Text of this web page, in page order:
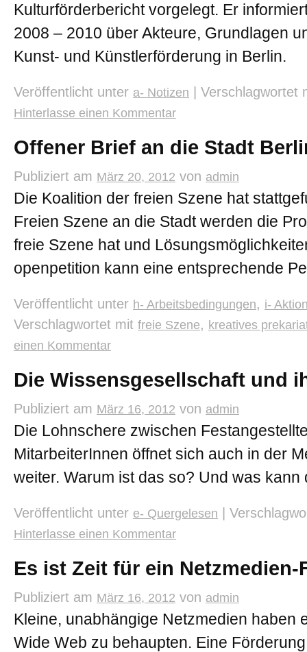
Kulturförderbericht vorgelegt. Er
2008 – 2010 über Akteure, Grundlagen
Kunst- und Künstlerförderung in Berlin.
Veröffentlicht unter a- Notizen Verschlagwortet
Hinterlasse einen Kommentar
Offener Brief an die Stadt
Publiziert am März 20, 2012 von admin
Die Koalition der freien Szene hat
Freien Szene an die Stadt werden die
freie Szene hat und
openpetition kann eine entsprechende
Veröffentlicht unter h- Arbeitsbedingungen, i-
Verschlagwortet mit freie Szene, kreatives
einen Kommentar
Die Wissensgesellschaft und
Publiziert am März 16, 2012 von admin
Die Lohnschere zwischen
MitarbeiterInnen öffnet sich auch in der
weiter. Warum ist das so? Und was
Veröffentlicht unter e- Quergelesen
Hinterlasse einen Kommentar
Es ist Zeit für ein Netzmedien-
Publiziert am März 16, 2012 von admin
Kleine, unabhängige Netzmedien haben
Wide Web zu behaupten. Eine